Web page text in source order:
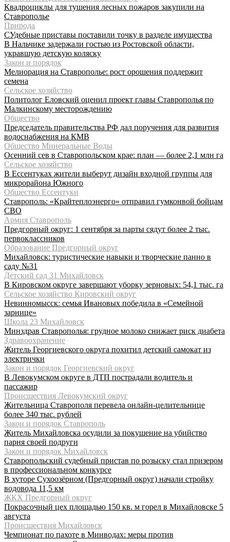
Квадроциклы для тушения лесных пожаров закупили на
Ставрополье
Природа
СУдебные приставы поставили точку в разделе имущества
В Нальчике задержали гостью из Ростовской области,
укравшую детскую коляску
Закон и порядок
Мелиорация на Ставрополье: рост орошения поддержит
семена
Сельское хозяйство
Политолог Еловский оценил проект главы Ставрополья по
Малкинскому месторождению
Общество
Председатель правительства РФ дал поручения для развития
водоснабжения на КМВ
Общество Минеральные Воды
Осенний сев в Ставропольском крае: план — более 2,1 млн га
Сельское хозяйство
В Ессентуках жители выберут дизайн входной группы для
микрорайона Южного
Общество Ессентуки
Ставрополь: «Крайтеплоэнерго» отправил гумконвой бойцам
СВО
Армия Ставрополь
Предгорный округ: 1 сентября за парты сядут более 2 тыс.
первоклассников
Образование Предгорный округ
Михайловск: туристические навыки и творческие панно в
саду №31
Детский сад 31 Михайловск
В Кировском округе завершают уборку зерновых: 54,1 тыс. га
Сельское хозяйство Кировский округ
Невинномысск: семья Ивановых победила в «Семейной
зарнице»
Школа 23 Михайловск
Минздрав Ставрополья: грудное молоко снижает риск диабета
Здравоохранение
Житель Георгиевского округа похитил детский самокат из
электрички
Закон и порядок Георгиевский округ
В Левокумском округе в ДТП пострадали водитель и
пассажир
Происшествия Левокумский округ
Жительница Ставрополя перевела онлайн-целительнице
более 340 тыс. рублей
Закон и порядок Ставрополь
Житель Михайловска осудили за покушение на убийство
парня своей подруги
Закон и порядок Михайловск
Ставропольский судебный пристав по розыску стал призером
в профессиональном конкурсе
В хуторе Сухоозёрном (Предгорный округ) начали стройку
водовода 11,5 км
ЖКХ Предгорный округ
Покрасочный цех площадью 150 кв. м горел в Михайловске 5
августа
Происшествия Михайловск
Чемпионат по пахоте в Минводах: меры против